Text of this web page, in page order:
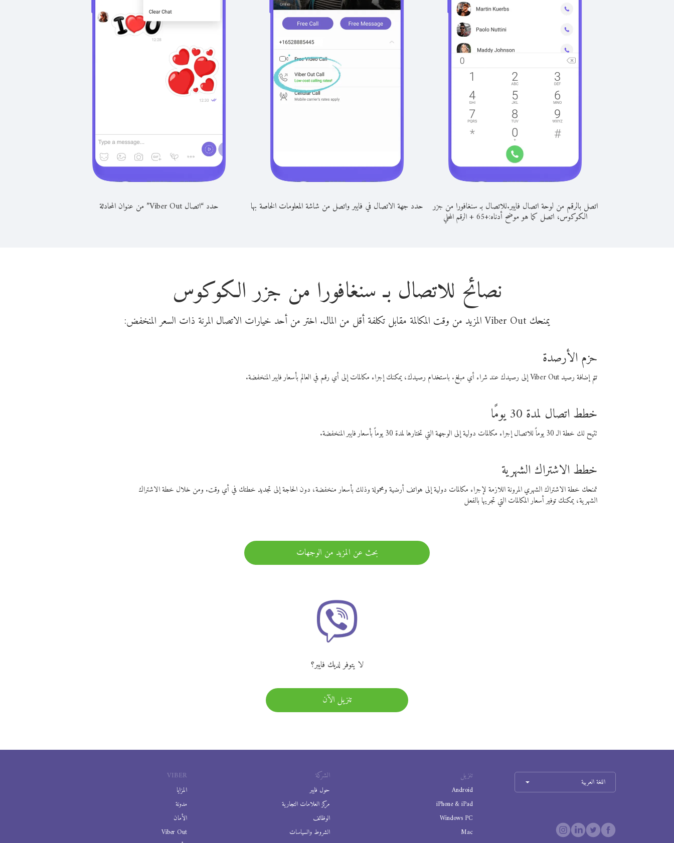
اتصل بالرقم من لوحة اتصال فايبر.للاتصال بـ سنغافورا من جزر
الكوكوس، اتصل كما هو موضح أدناه:+
65
+الرقم المحلي
حدد جهة الاتصال في فايبر واتصل من شاشة المعلومات الخاصة بها حدد “اتصال Viber Out” من عنوان المحادثة
نصائح للاتصال بـ سنغافورا من جزر الكوكوس
يمنحك Viber Out المزيد من وقت المكالمة مقابل تكلفة أقل من المال. اختر من أحد خيارات الاتصال المرنة ذات السعر المنخفض:
حزم الأرصدة
تتم إضافة رصيد Viber Out إلى رصيدك عند شراء أي مبلغ. باستخدام رصيدك، يمكنك إجراء مكالمات إلى أي رقم في العالم بأسعار فايبر المنخفضة.
خطط اتصال لمدة 30 يومًا
تتيح لك خطة الـ 30 يوماً للاتصال إجراء مكالمات دولية إلى الوجهة التي تختارها لمدة 30 يوماً بأسعار فايبر المنخفضة.
خطط الاشتراك الشهرية
تمنحك خطة الاشتراك الشهري المرونة اللازمة لإجراء مكالمات دولية إلى هواتف أرضية ومحمولة وذلك بأسعار منخفضة، دون الحاجة إلى تجديد خطتك في أي وقت. ومن خلال خطة الاشتراك
الشهرية، يمكنك توفير أسعار المكالمات التي تجريها بالفعل
بحث عن المزيد من الوجهات
لا يتوفر لديك فايبر؟
تنزيل الآن
VIBER
المزايا
مدونة
الأمان
Viber Out
الشركة
حول فايبر
مركز العلامات التجارية
الوظائف
الشروط والسياسات
تنزيل
Android
iPhone & iPad
Windows PC
Mac
اللغة العربية